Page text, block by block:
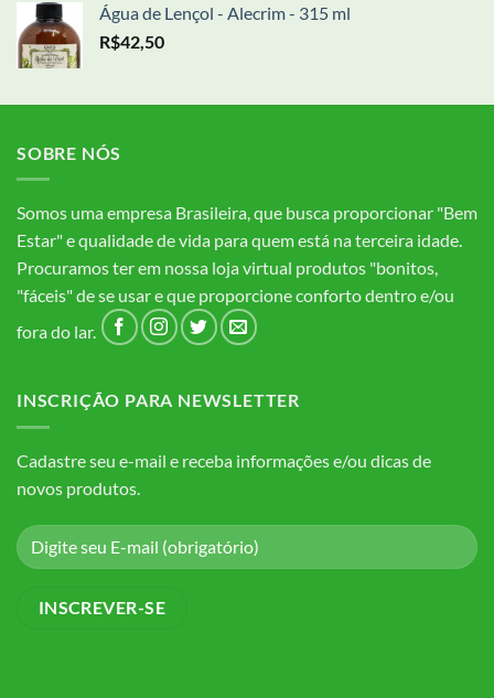
Água de Lençol - Alecrim - 315 ml
R$42,50
SOBRE NÓS
Somos uma empresa Brasileira, que busca proporcionar "Bem
Estar" e qualidade de vida para quem está na terceira idade.
Procuramos ter em nossa loja virtual produtos "bonitos,
"fáceis" de se usar e que proporcione conforto dentro e/ou
fora do lar.
INSCRIÇÃO PARA NEWSLETTER
Cadastre seu e-mail e receba informações e/ou dicas de
novos produtos.